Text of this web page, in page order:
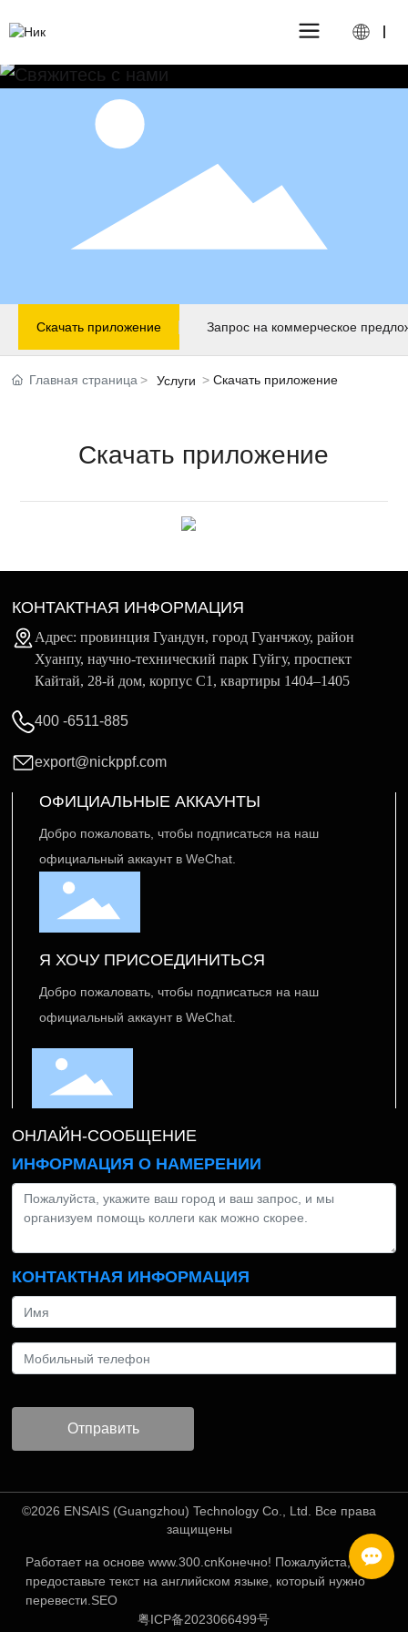
Скачать приложение Запрос на коммерческое
Главная страница Услуги Скачать приложение
Скачать приложение
КОНТАКТНАЯ ИНФОРМАЦИЯ
Адрес: провинция Гуандун, город Гуанчжоу, район
Хуанпу, научно-технический парк Гуйгу, проспект
Кайтай, 28-й дом, корпус C1, квартиры 1404–1405
400 -6511-885
export@nickppf.com
ОФИЦИАЛЬНЫЕ АККАУНТЫ
Добро пожаловать, чтобы подписаться на наш
официальный аккаунт в WeChat.
Я ХОЧУ ПРИСОЕДИНИТЬСЯ
Добро пожаловать, чтобы подписаться на наш
официальный аккаунт в WeChat.
ОНЛАЙН-СООБЩЕНИЕ
ИНФОРМАЦИЯ О НАМЕРЕНИИ
КОНТАКТНАЯ ИНФОРМАЦИЯ
Отправить
©2026 ENSAIS (Guangzhou) Technology Co., Ltd. Все права
защищены
Работает на основе www.300.cnКонечно! Пожалуйста,
предоставьте текст на английском языке, который нужно
перевести.SEO
粤ICP备2023066499号